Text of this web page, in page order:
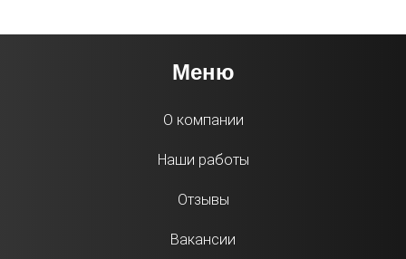
Меню
О компании
Наши работы
Отзывы
Вакансии